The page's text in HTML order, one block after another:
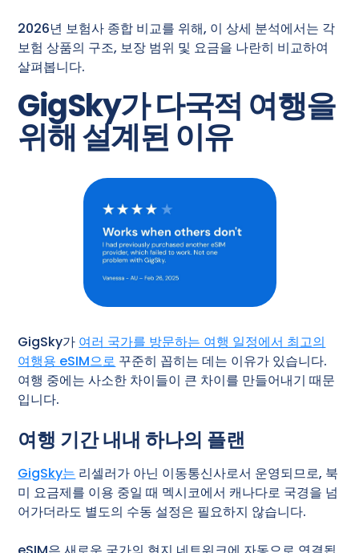
2026년 보험사 종합 비교를 위해, 이 상세 분석에서는 각
보험 상품의 구조, 보장 범위 및 요금을 나란히 비교하여
살펴봅니다.
GigSky가 다국적 여행을
위해 설계된 이유
GigSky가 여러 국가를 방문하는 여행 일정에서 최고의
여행용 eSIM으로 꾸준히 꼽히는 데는 이유가 있습니다.
여행 중에는 사소한 차이들이 큰 차이를 만들어내기 때문
입니다.
여행 기간 내내 하나의 플랜
GigSky는 리셀러가 아닌 이동통신사로서 운영되므로, 북
미 요금제를 이용 중일 때 멕시코에서 캐나다로 국경을 넘
어가더라도 별도의 수동 설정은 필요하지 않습니다.